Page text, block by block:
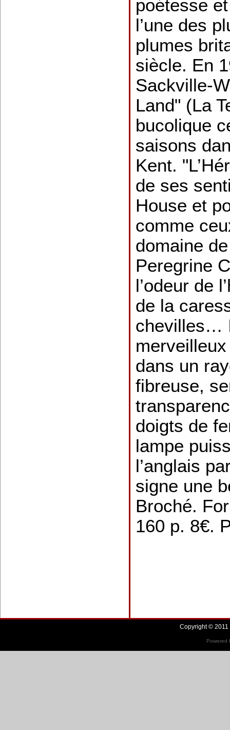
poétesse
l’une des
plumes
siècle. En
Sackville-
Land" (La
bucolique
saisons
Kent.
de ses
House et
comme
domaine
Peregrine
l’odeur de
de la
chevilles…
dans un
fibreuse,
doigts de
lampe
l’anglais
signe une
Broché.
160 p. 8€.
Copyright © 2011
Powered